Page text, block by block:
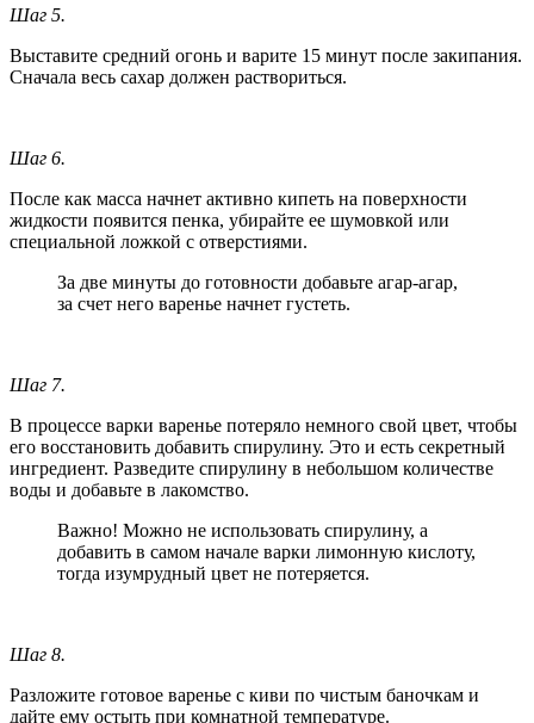
Шаг 5.
Выставите средний огонь и варите 15 минут после закипания.
Сначала весь сахар должен раствориться.
Шаг 6.
После как масса начнет активно кипеть на поверхности
жидкости появится пенка, убирайте ее шумовкой или
специальной ложкой с отверстиями.
За две минуты до готовности добавьте агар-агар,
за счет него варенье начнет густеть.
Шаг 7.
В процессе варки варенье потеряло немного свой цвет, чтобы
его восстановить добавить спирулину. Это и есть секретный
ингредиент. Разведите спирулину в небольшом количестве
воды и добавьте в лакомство.
Важно! Можно не использовать спирулину, а
добавить в самом начале варки лимонную кислоту,
тогда изумрудный цвет не потеряется.
Шаг 8.
Разложите готовое варенье с киви по чистым баночкам и
дайте ему остыть при комнатной температуре.